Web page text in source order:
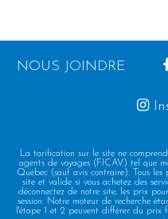
NOUS JOINDRE
La tarification sur le site ne
agents de voyages (FICAV) tel que
Québec (sauf avis contraire). Tous
site et valide si vous achetez des
déconnectez de notre site, les prix
session. Notre moteur de recherche
l'étape 1 et 2 peuvent différer du